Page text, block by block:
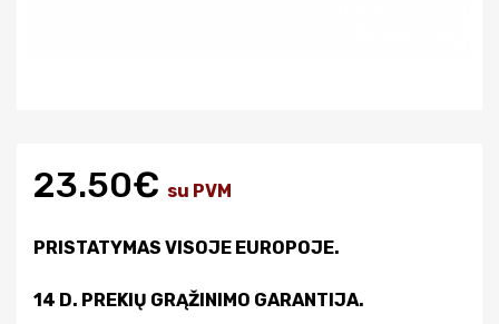
23.50€ su PVM
PRISTATYMAS VISOJE EUROPOJE.
14 D. PREKIŲ GRĄŽINIMO GARANTIJA.